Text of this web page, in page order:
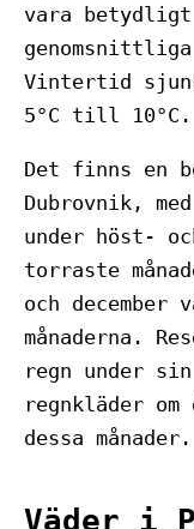
vara betydligt
Vintertid
5°C till 10°C.
Det finns en
Dubrovnik,
under höst-
torraste
och
månaderna.
regn under
regnkläder om
dessa månader.
Väder i